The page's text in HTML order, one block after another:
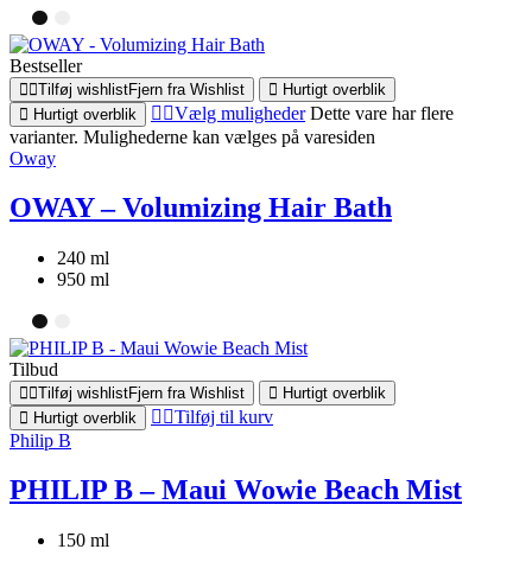
Bestseller
Tilføj wishlistFjern fra Wishlist
Hurtigt overblik
Hurtigt overblik
Vælg muligheder Dette vare har flere
varianter. Mulighederne kan vælges på varesiden
Oway
OWAY – Volumizing Hair Bath
240 ml
950 ml
Tilbud
Tilføj wishlistFjern fra Wishlist
Hurtigt overblik
Hurtigt overblik
Tilføj til kurv
Philip B
PHILIP B – Maui Wowie Beach Mist
150 ml